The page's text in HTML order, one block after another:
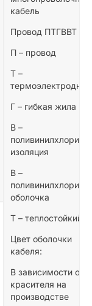
кабель
Провод ПТГВВТ
П – провод
Т –
термоэлектродный
Г – гибкая жила
В –
изоляция
В –
оболочка
Т – теплостойкий
Цвет оболочки
кабеля:
В зависимости от
красителя на
производстве